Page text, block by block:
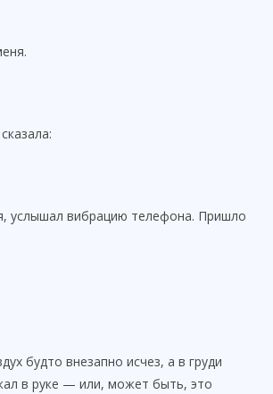
услышал вибрацию телефона. Пришло
будто внезапно исчез, а в груди
в руке — или, может быть, это